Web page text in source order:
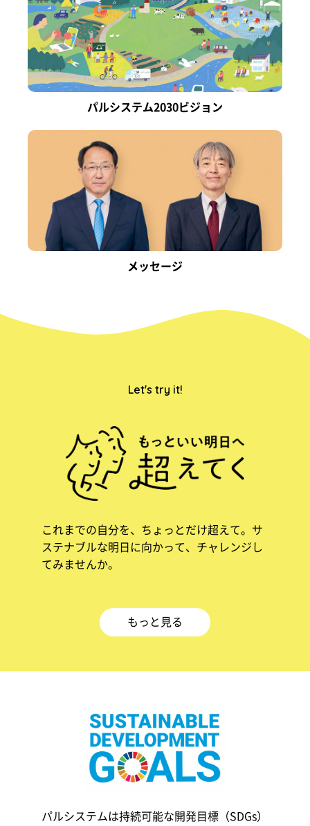
パルシステム2030ビジョン
メッセージ
Let's try it!
これまでの自分を、ちょっとだけ超えて。サ
ステナブルな明日に向かって、チャレンジし
てみませんか。
もっと見る
パルシステムは持続可能な開発目標（SDGs）